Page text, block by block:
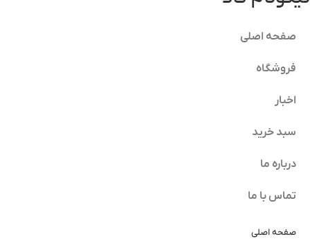
صفحه اصلی
فروشگاه
اخبار
سبد خرید
درباره ما
تماس با ما
صفحه اصلی